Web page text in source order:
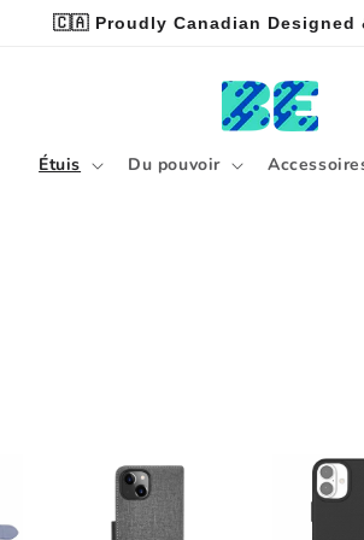
🇨🇦 Proudly Canadian
Étuis Du pouvoir